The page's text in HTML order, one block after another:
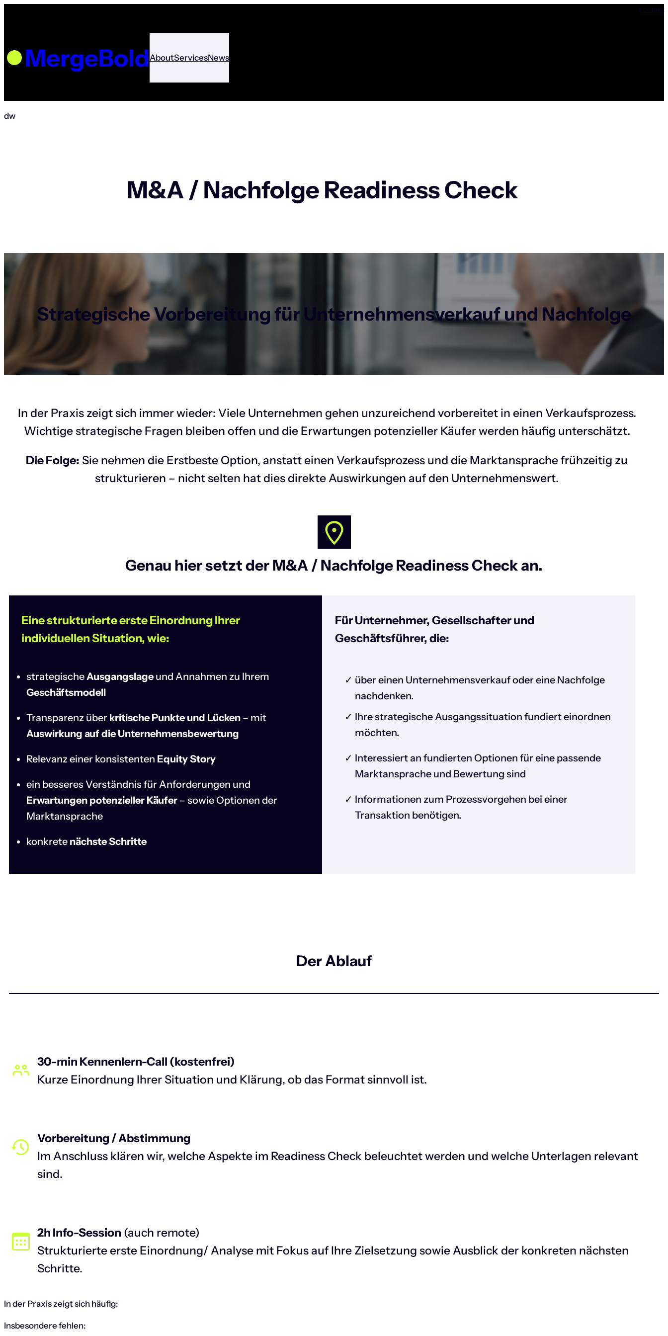
Kontakt
MergeBoldAboutServicesNews
dw
M&A / Nachfolge Readiness Check
Strategische Vorbereitung für Unternehmensverkauf und Nachfolge
In der Praxis zeigt sich immer wieder: Viele Unternehmen gehen unzureichend vorbereitet in einen Verkaufsprozess.
Wichtige strategische Fragen bleiben offen und die Erwartungen potenzieller Käufer werden häufig unterschätzt.
Die Folge: Sie nehmen die Erstbeste Option, anstatt einen Verkaufsprozess und die Marktansprache frühzeitig zu
strukturieren – nicht selten hat dies direkte Auswirkungen auf den Unternehmenswert.
Genau hier setzt der M&A / Nachfolge Readiness Check an.
Eine strukturierte erste Einordnung Ihrer
individuellen Situation, wie:
strategischeAusgangslage und Annahmen zu Ihrem
Geschäftsmodell
Transparenz über kritische Punkte und Lücken– mit
Auswirkung auf die Unternehmensbewertung
Relevanz einer konsistenten Equity Story
ein besseres Verständnis für Anforderungen und
Erwartungen potenzieller Käufer– sowie Optionen der
Marktansprache
konkrete nächste Schritte
FürUnternehmer, Gesellschafter und
Geschäftsführer, die:
über einen Unternehmensverkauf oder eine Nachfolge
nachdenken.
Ihre strategische Ausgangssituation fundiert einordnen
möchten.
Interessiert an fundierten Optionen für eine passende
Marktansprache und Bewertung sind
Informationen zum Prozessvorgehen bei einer
Transaktion benötigen.
Der Ablauf
30-min Kennenlern-Call (kostenfrei)
Kurze Einordnung Ihrer Situation und Klärung, ob das Format sinnvoll ist.
Vorbereitung / Abstimmung
Im Anschluss klären wir, welche Aspekte im Readiness Check beleuchtet werden und welche Unterlagen relevant
sind.
2h Info-Session (auch remote)
Strukturierte erste Einordnung/ Analyse mit Fokus auf Ihre Zielsetzung sowie Ausblick der konkreten nächsten
Schritte.
In der Praxis zeigt sich häufig:
Insbesondere fehlen: